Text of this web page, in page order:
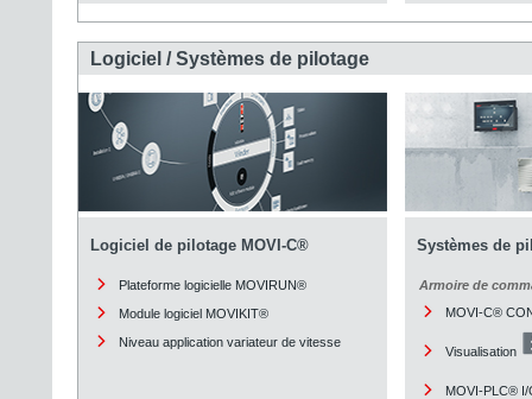
Logiciel / Systèmes de pilotage
Logiciel de pilotage MOVI-C®
Plateforme logicielle MOVIRUN®
Module logiciel MOVIKIT®
Niveau application variateur de vitesse
Systèmes de
Armoire de
MOVI-C®
Visualisation
MOVI-PLC®